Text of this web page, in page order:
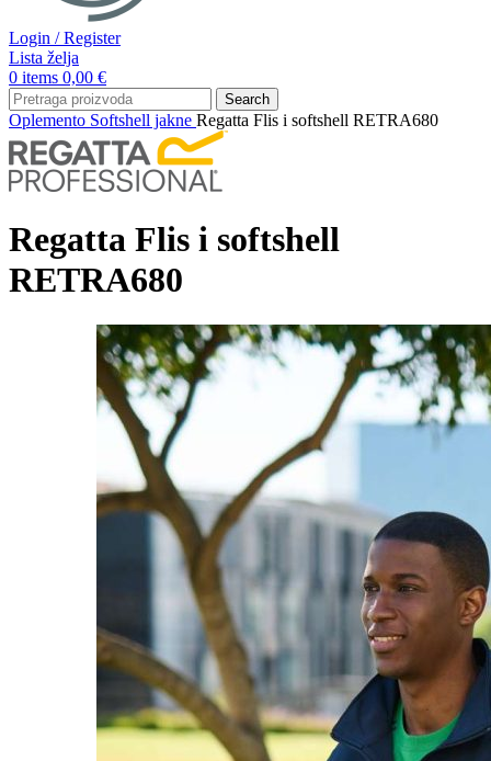
Login / Register
Lista želja
0 items 0,00 €
Search
Oplemento Softshell jakne Regatta Flis i softshell RETRA680
Regatta Flis i softshell
RETRA680